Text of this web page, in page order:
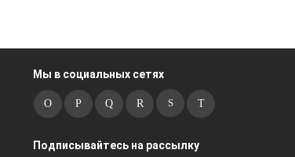
Мы в социальных сетях
Подписывайтесь на рассылку